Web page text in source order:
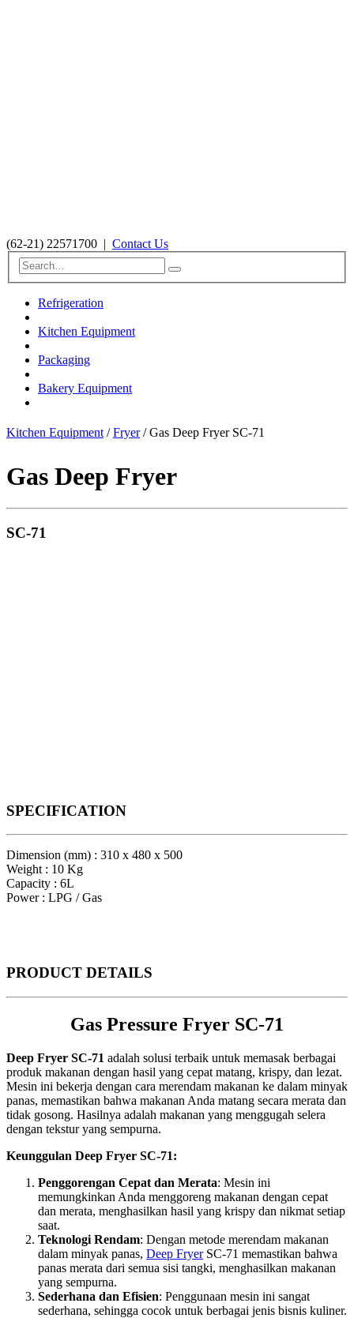
(62-21) 22571700 | Contact Us
Refrigeration
Kitchen Equipment
Packaging
Bakery Equipment
Kitchen Equipment /Fryer/ Gas Deep Fryer SC-71
Gas Deep Fryer
SC-71
SPECIFICATION
Dimension (mm) : 310 x 480 x 500
Weight : 10 Kg
Capacity : 6L
Power : LPG / Gas
PRODUCT DETAILS
Gas Pressure Fryer SC-71
Deep Fryer SC-71 adalah solusi terbaik untuk memasak berbagai
produk makanan dengan hasil yang cepat matang, krispy, dan lezat.
Mesin ini bekerja dengan cara merendam makanan ke dalam minyak
panas, memastikan bahwa makanan Anda matang secara merata dan
tidak gosong. Hasilnya adalah makanan yang menggugah selera
dengan tekstur yang sempurna.
Keunggulan Deep Fryer SC-71:
Penggorengan Cepat dan Merata: Mesin ini
memungkinkan Anda menggoreng makanan dengan cepat
dan merata, menghasilkan hasil yang krispy dan nikmat setiap
saat.
Teknologi Rendam: Dengan metode merendam makanan
dalam minyak panas, Deep FryerSC-71 memastikan bahwa
panas merata dari semua sisi tangki, menghasilkan makanan
yang sempurna.
Sederhana dan Efisien: Penggunaan mesin ini sangat
sederhana, sehingga cocok untuk berbagai jenis bisnis kuliner.